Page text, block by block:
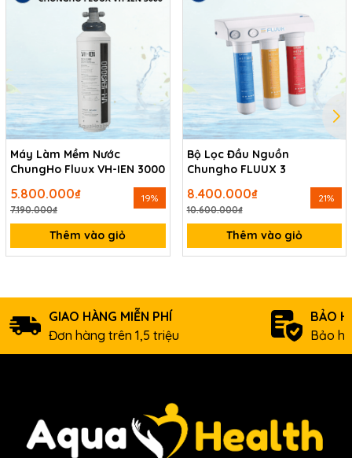
Sản xuất bởi thương hiệu ChungHo
Thông số kĩ thuật của máy làm mềm
nước ChungHo Fluux VH-IEN 6000
Thông số Chi tiết
VH-IEN 6000
Thương hiệu
Chungho & MicroFilter (Hợp tác
công nghệ)
Công nghệ làm mềm
Trao đổi Ion (Ion Exchange
Resin)
Máy Làm Mềm Nước
ChungHo Fluux VH-IEN 3000
5.800.000₫
7.190.000₫
19%
Thêm vào giỏ
Bộ Lọc Đầu Nguồn
Chungho FLUUX 3
8.400.000₫
10.600.000₫
21%
Thêm vào giỏ
GIAO HÀNG MIỄN PHÍ
Đơn hàng trên 1,5 triệu
BẢO
Bảo